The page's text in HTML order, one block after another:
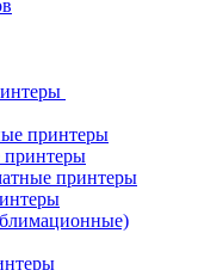
принтеры
принтеры
принтеры